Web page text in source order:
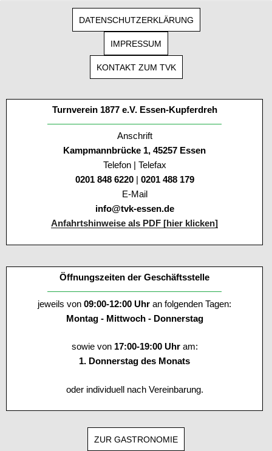
DATENSCHUTZERKLÄRUNG
IMPRESSUM
KONTAKT ZUM TVK
Turnverein 1877 e.V. Essen-Kupferdreh
Anschrift
Kampmannbrücke 1, 45257 Essen
Telefon | Telefax
0201 848 6220 | 0201 488 179
E-Mail
info@tvk-essen.de
Anfahrtshinweise als PDF [hier klicken]
Öffnungszeiten der Geschäftsstelle
jeweils von 09:00-12:00 Uhr an folgenden Tagen:
Montag - Mittwoch - Donnerstag
sowie von 17:00-19:00 Uhram:
1. Donnerstag des Monats
oder individuell nach Vereinbarung.
ZUR GASTRONOMIE